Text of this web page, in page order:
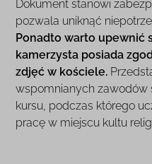
Dokument stanowi
pozwala uniknąć
Ponadto warto
kamerzysta posiada
zdjęć w kościele.
wspomnianych zawodów
kursu, podczas którego
pracę w miejscu kultu